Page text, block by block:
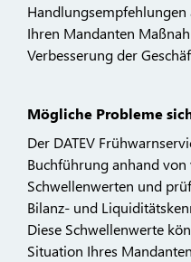
Ihren Mandanten
Verbesserung der
Mögliche Probleme
Der DATEV
Buchführung anhand
Schwellenwerten und
Bilanz- und
Diese Schwellenwerte
Situation Ihres